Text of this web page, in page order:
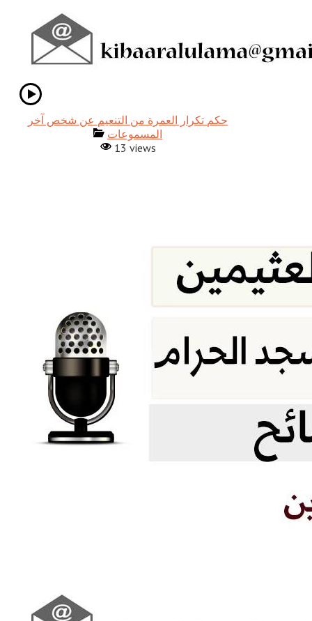
حكم تكرار العمرة من التنعيم عن شخص آخر
المسموعات
13 views